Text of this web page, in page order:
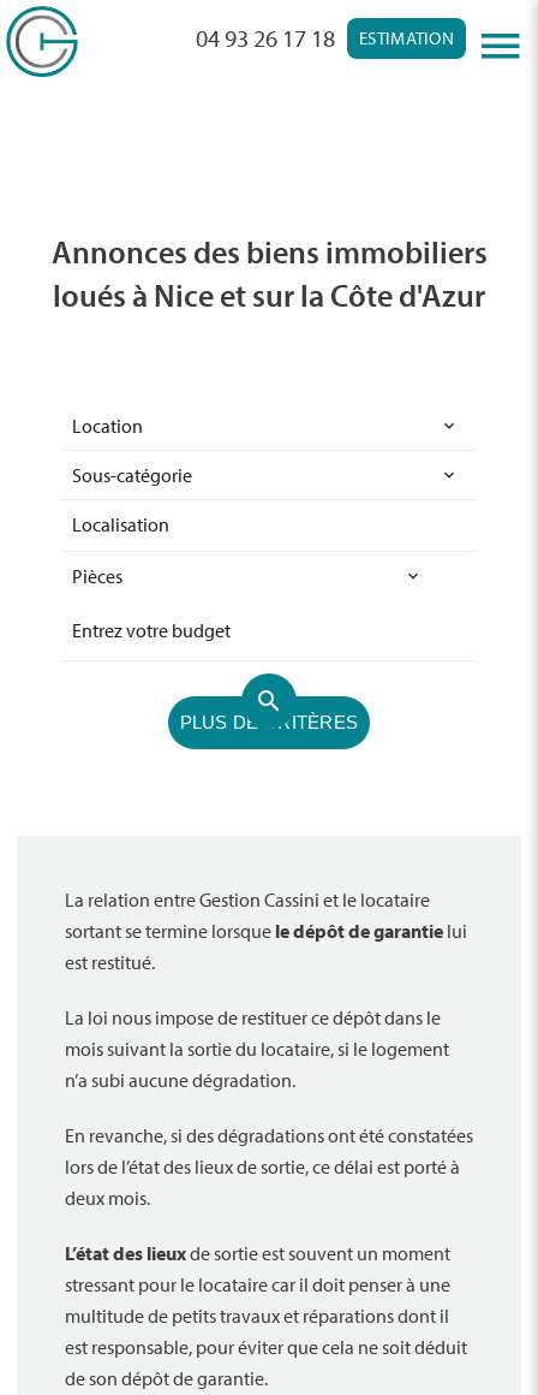
ESTIMATION
04 93 26 17 18
Annonces des biens immobiliers
loués à Nice et sur la Côte d'Azur
Location
Sous-catégorie
Localisation
Pièces
PLUS DE CRITÈRES
Garage / Parking (5)
Locaux d'activité / Entrepôts (9)
Maison (3)
Stationnement (44)
Bon état (96)
Excellent état (40)
Neuf (17)
À rafraîchir (0)
À rénover (0)
La relation entre Gestion Cassini et le locataire
sortant se termine lorsque le dépôt de garantie lui
est restitué.
La loi nous impose de restituer ce dépôt dans le
mois suivant la sortie du locataire, si le logement
n’a subi aucune dégradation.
En revanche, si des dégradations ont été constatées
lors de l’état des lieux de sortie, ce délai est porté à
deux mois.
L’état des lieuxde sortie est souvent un moment
stressant pour le locataire car il doit penser à une
multitude de petits travaux et réparations dont il
est responsable, pour éviter que cela ne soit déduit
de son dépôt de garantie.